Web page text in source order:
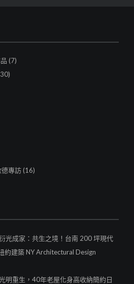
(7)
專訪 (16)
光成家：共生之境！台南 200 坪現代
約建築 NY Architectural Design
明重生，40年老屋化身高收納簡約日